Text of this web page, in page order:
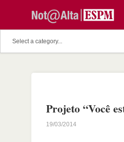
Projeto “Você
19/03/2014